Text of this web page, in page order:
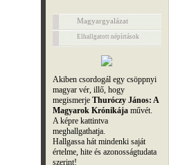
Magyargyalázat
Elhallgatott népírtások
Akiben csordogál egy csöppnyi
magyar vér, illő, hogy
megismerje Thuróczy János: A
Magyarok Krónikájaművét.
A képre kattintva
meghallgathatja.
Hallgassa hát mindenki saját
értelme, hite és azonosságtudata
szerint!